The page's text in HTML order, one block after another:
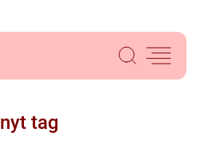
nyt tag